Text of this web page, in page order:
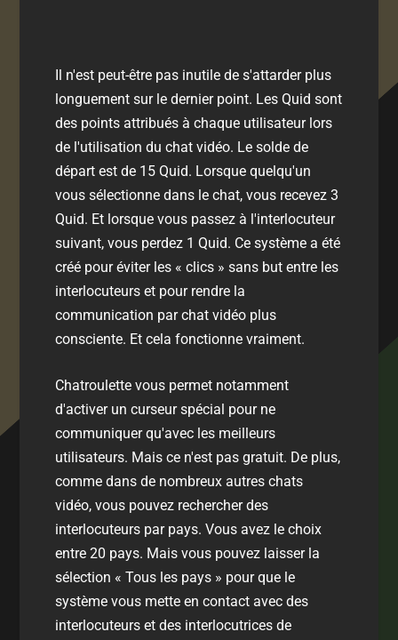
Il n'est peut-être pas inutile de s'attarder plus
longuement sur le dernier point. Les Quid sont
des points attribués à chaque utilisateur lors
de l'utilisation du chat vidéo. Le solde de
départ est de 15 Quid. Lorsque quelqu'un
vous sélectionne dans le chat, vous recevez 3
Quid. Et lorsque vous passez à l'interlocuteur
suivant, vous perdez 1 Quid. Ce système a été
créé pour éviter les « clics » sans but entre les
interlocuteurs et pour rendre la
communication par chat vidéo plus
consciente. Et cela fonctionne vraiment.
Chatroulette vous permet notamment
d'activer un curseur spécial pour ne
communiquer qu'avec les meilleurs
utilisateurs. Mais ce n'est pas gratuit. De plus,
comme dans de nombreux autres chats
vidéo, vous pouvez rechercher des
interlocuteurs par pays. Vous avez le choix
entre 20 pays. Mais vous pouvez laisser la
sélection « Tous les pays » pour que le
système vous mette en contact avec des
interlocuteurs et des interlocutrices de